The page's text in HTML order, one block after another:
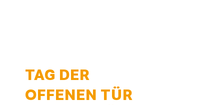
TAG DER
OFFENEN TÜR